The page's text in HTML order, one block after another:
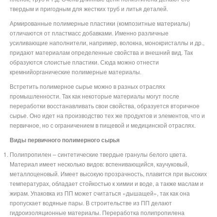
твердым и пригодным для жестких труб и литья деталей.
Армированные полимерные пластики (композитные материалы)
отличаются от пластмасс добавками. Именно различные
усиливающие наполнители, например, волокна, монокристаллы и др.,
придают материалам определенные свойства и внешний вид. Так
образуются слоистые пластики. Сюда можно отнести
кремнийорганические полимерные материалы.
Встретить полимерное сырье можно в разных отраслях
промышленности. Так как некоторые материалы могут после
переработки восстанавливать свои свойства, образуется вторичное
сырье. Оно идет на производство тех же продуктов и элементов, что и
первичное, но с ограничением в пищевой и медицинской отраслях.
Виды первичного полимерного сырья
Полипропилен – синтетические твердые гранулы белого цвета.
Материал имеет несколько видов: вспенивающийся, каучуковый,
металлоценовый. Имеет высокую прозрачность, плавится при высоких
температурах, обладает стойкостью к химии и воде, а также маслам и
жирам. Упаковка из ПП может считаться «дышащей», так как она
пропускает водяные пары. В строительстве из ПП делают
гидроизоляционные материалы. Переработка полипропилена